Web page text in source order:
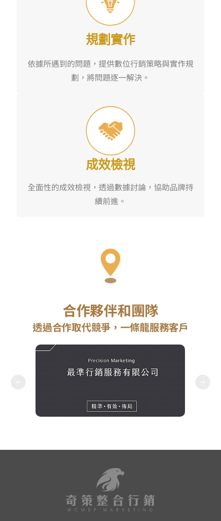
規劃實作
依據所遇到的問題，提供數位行銷策略與實作規
劃，將問題逐一解決。
成效檢視
全面性的成效檢視，透過數據討論，協助品牌持
續前進。
合作夥伴和團隊
透過合作取代競爭，一條龍服務客戶